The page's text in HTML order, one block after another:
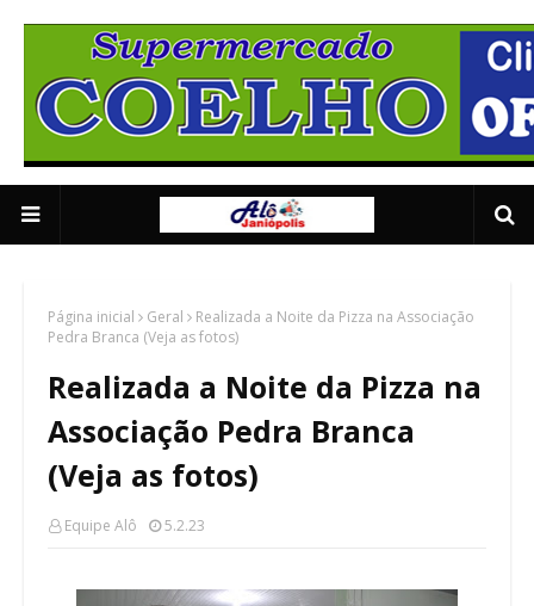
Página inicial Geral
Realizada a Noite da Pizza na Associação
Pedra Branca (Veja as fotos)
Realizada a Noite da Pizza na
Associação Pedra Branca
(Veja as fotos)
Equipe Alô 5.2.23